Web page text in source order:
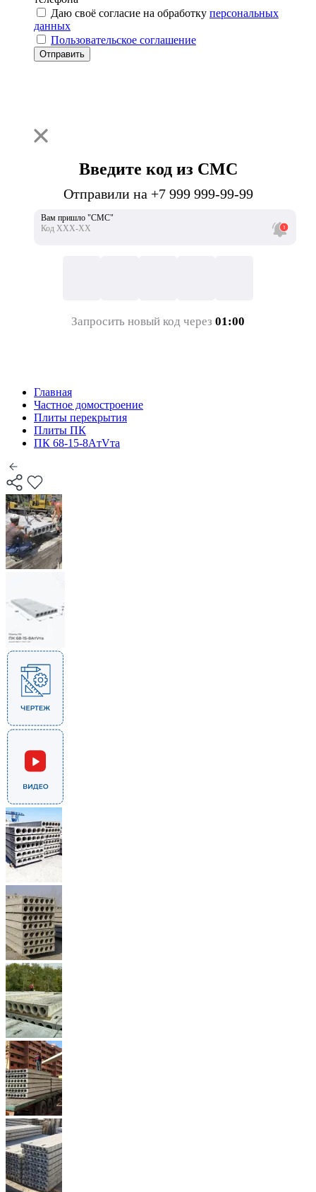
Даю своё согласие на обработку персональных
данных
Пользовательское соглашение
Отправить
Введите код из СМС
Отправили на +7 999 999-99-99
Вам пришло "СМС"
Код ХХХ-ХХ
Запросить новый код через 01:00
Главная
Частное домостроение
Плиты перекрытия
Плиты ПК
ПК 68-15-8AтVта